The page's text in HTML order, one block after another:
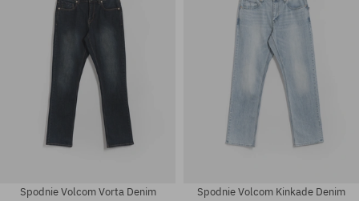
Spodnie Volcom Vorta Denim Spodnie Volcom Kinkade Denim